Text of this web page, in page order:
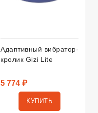
Адаптивный вибратор-
кролик Gizi Lite
5 774 ₽
КУПИТЬ